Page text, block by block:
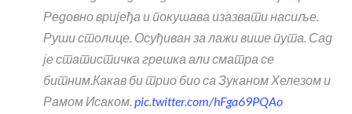
Редовно вријеђа и покушава изазвати насиље.
Руши столице. Осуђиван за лажи више пута. Сад
је статистичка грешка али сматра се
битним.Какав би трио био са Зуканом Хелезом и
Рамом Исаком. pic.twitter.com/hFga69PQAo